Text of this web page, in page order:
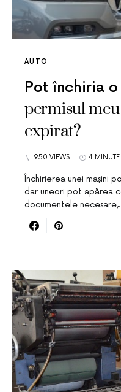
AUTO
Pot închiria
permisul
expirat?
950 VIEWS 4 MINUTE
Închirierea unei mașini
dar uneori pot apărea
documentele